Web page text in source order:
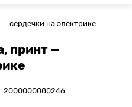
сердечки на электрике
принт —
2000000080246